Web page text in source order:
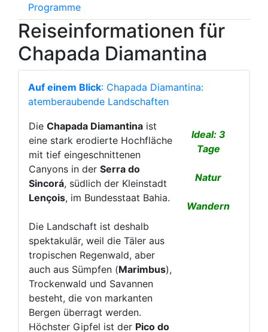
Programme
Reiseinformationen für
Chapada Diamantina
Auf einem Blick: Chapada Diamantina:
atemberaubende Landschaften
Die Chapada Diamantina ist
eine stark erodierte Hochfläche
mit tief eingeschnittenen
Canyons in der Serra do
Sincorá, südlich der Kleinstadt
Lençois, im Bundesstaat Bahia.
Die Landschaft ist deshalb
spektakulär, weil die Täler aus
tropischen Regenwald, aber
auch aus Sümpfen (Marimbus),
Trockenwald und Savannen
besteht, die von markanten
Bergen überragt werden.
Höchster Gipfel ist der Pico do
Ideal: 3
Tage
Natur
Wandern